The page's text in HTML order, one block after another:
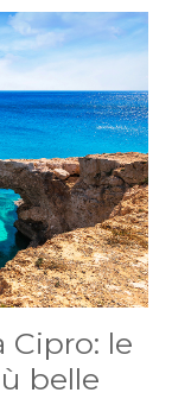
Cipro: le
belle